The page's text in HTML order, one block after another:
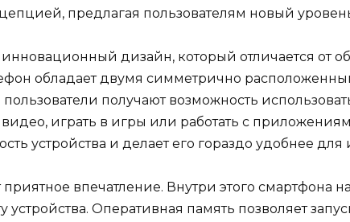
предлагая пользователям новый
дизайн, который отличается от
обладает двумя симметрично
получают возможность
играть в игры или работать с
устройства и делает его гораздо удобнее для
впечатление. Внутри этого
Оперативная память позволяет